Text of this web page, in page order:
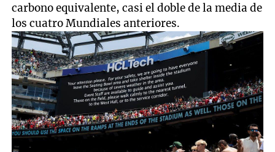
carbono equivalente, casi el doble de la media de
los cuatro Mundiales anteriores.